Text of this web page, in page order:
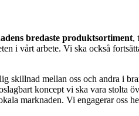
bredaste produktsortiment,
i vårt arbete. Vi ska också
mellan oss och andra i
koncept vi ska vara stolta
marknaden. Vi engagerar oss